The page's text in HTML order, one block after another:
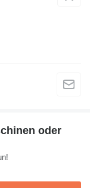
oder